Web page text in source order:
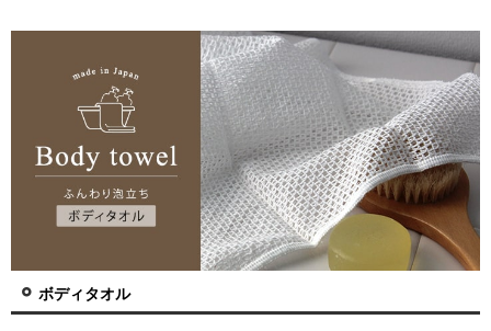
ボディタオル